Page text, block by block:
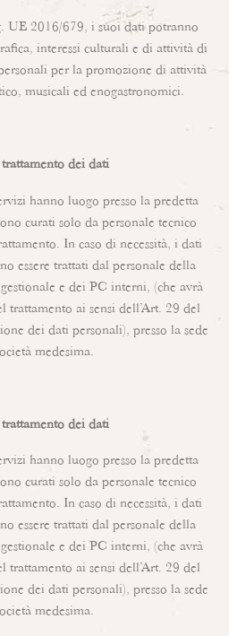
UE 2016/679, i suoi dati potranno
interessi culturali e di attività di
per la promozione di attività
musicali ed enogastronomici.
dei dati
hanno luogo presso la predetta
curati solo da personale tecnico
In caso di necessità, i dati
essere trattati dal personale della
e dei PC interni, (che avrà
trattamento ai sensi dell’Art. 29 del
dei dati personali), presso la sede
medesima.
dei dati
hanno luogo presso la predetta
curati solo da personale tecnico
In caso di necessità, i dati
essere trattati dal personale della
e dei PC interni, (che avrà
trattamento ai sensi dell’Art. 29 del
dei dati personali), presso la sede
medesima.